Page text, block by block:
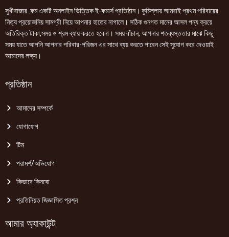
সুখীবাজার .কম একটি অনলাইন ভিত্তিক ই-কমার্স প্রতিষ্ঠান। কুমিল্লায় আমরাই প্রথম পরিবারের
নিত্য প্রয়োজনিয় সামগ্রী নিয়ে আপনার হাতের নাগালে। সঠিক গুনগত মানের আসল পন্য ক্রয়ে
অতিরিক্ত টাকা,সময় ও শ্রম ব্যায় করতে হবেনা। সময় বাঁচান, আপনার শতব্যস্ততার মাঝে কিছু
সময় যাতে আপনি আপনার পরিবার-পরিজন এর সাথে ব্যয় করতে পারেন সেই সুযোগ করে দেওয়াই
আমাদের লক্ষ্য।
প্রতিষ্ঠান
আমাদের সম্পর্কে
যোগাযোগ
টিম
পরামর্শ/অভিযোগ
কিভাবে কিনবো
প্রতিনিয়ত জিজ্ঞাসিত প্রশ্ন
আমার অ্যাকাউন্ট